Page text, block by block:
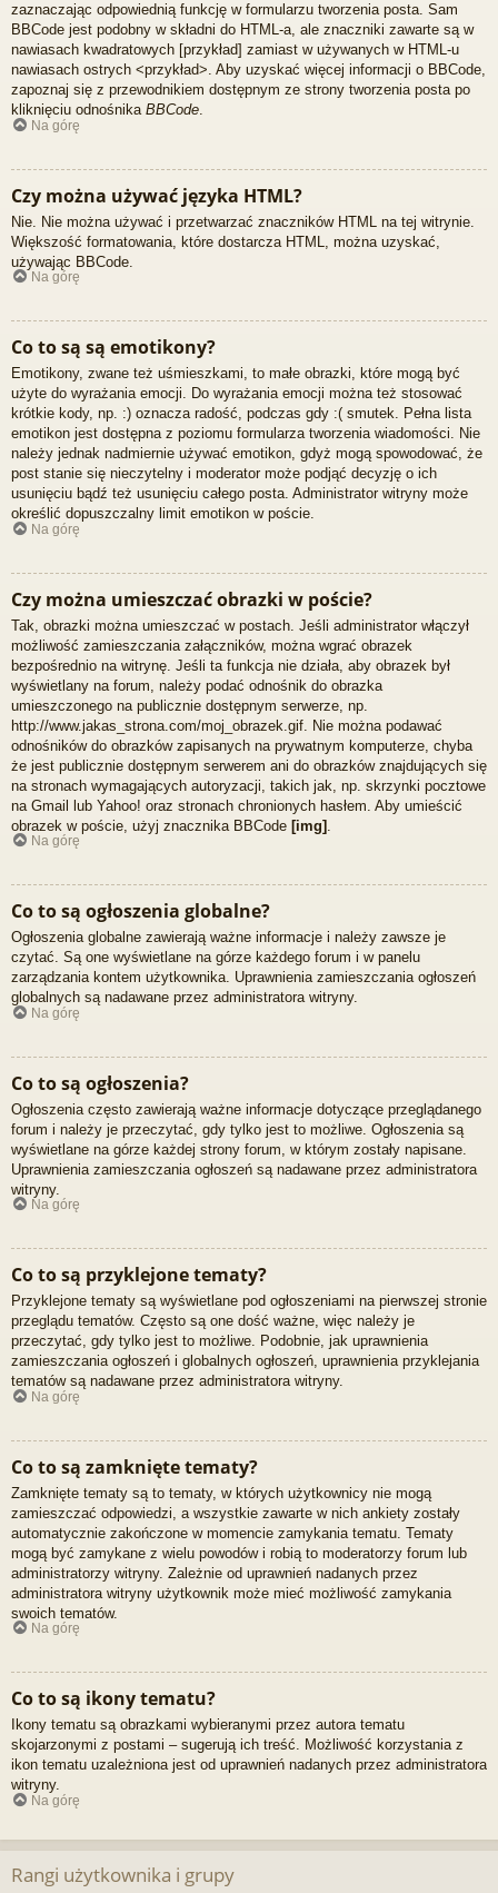
zaznaczając odpowiednią funkcję w formularzu tworzenia posta. Sam
BBCode jest podobny w składni do HTML-a, ale znaczniki zawarte są w
nawiasach kwadratowych [przykład] zamiast w używanych w HTML-u
nawiasach ostrych <przykład>. Aby uzyskać więcej informacji o BBCode,
zapoznaj się z przewodnikiem dostępnym ze strony tworzenia posta po
kliknięciu odnośnika BBCode.
Na górę
Czy można używać języka HTML?
Nie. Nie można używać i przetwarzać znaczników HTML na tej witrynie.
Większość formatowania, które dostarcza HTML, można uzyskać,
używając BBCode.
Na górę
Co to są są emotikony?
Emotikony, zwane też uśmieszkami, to małe obrazki, które mogą być
użyte do wyrażania emocji. Do wyrażania emocji można też stosować
krótkie kody, np. :) oznacza radość, podczas gdy :( smutek. Pełna lista
emotikon jest dostępna z poziomu formularza tworzenia wiadomości. Nie
należy jednak nadmiernie używać emotikon, gdyż mogą spowodować, że
post stanie się nieczytelny i moderator może podjąć decyzję o ich
usunięciu bądź też usunięciu całego posta. Administrator witryny może
określić dopuszczalny limit emotikon w poście.
Na górę
Czy można umieszczać obrazki w poście?
Tak, obrazki można umieszczać w postach. Jeśli administrator włączył
możliwość zamieszczania załączników, można wgrać obrazek
bezpośrednio na witrynę. Jeśli ta funkcja nie działa, aby obrazek był
wyświetlany na forum, należy podać odnośnik do obrazka
umieszczonego na publicznie dostępnym serwerze, np.
http://www.jakas_strona.com/moj_obrazek.gif. Nie można podawać
odnośników do obrazków zapisanych na prywatnym komputerze, chyba
że jest publicznie dostępnym serwerem ani do obrazków znajdujących się
na stronach wymagających autoryzacji, takich jak, np. skrzynki pocztowe
na Gmail lub Yahoo! oraz stronach chronionych hasłem. Aby umieścić
obrazek w poście, użyj znacznika BBCode [img]
Na górę
Co to są ogłoszenia globalne?
Ogłoszenia globalne zawierają ważne informacje i należy zawsze je
czytać. Są one wyświetlane na górze każdego forum i w panelu
zarządzania kontem użytkownika. Uprawnienia zamieszczania ogłoszeń
globalnych są nadawane przez administratora witryny.
Na górę
Co to są ogłoszenia?
Ogłoszenia często zawierają ważne informacje dotyczące przeglądanego
forum i należy je przeczytać, gdy tylko jest to możliwe. Ogłoszenia są
wyświetlane na górze każdej strony forum, w którym zostały napisane.
Uprawnienia zamieszczania ogłoszeń są nadawane przez administratora
witryny.
Na górę
Co to są przyklejone tematy?
Przyklejone tematy są wyświetlane pod ogłoszeniami na pierwszej stronie
przeglądu tematów. Często są one dość ważne, więc należy je
przeczytać, gdy tylko jest to możliwe. Podobnie, jak uprawnienia
zamieszczania ogłoszeń i globalnych ogłoszeń, uprawnienia przyklejania
tematów są nadawane przez administratora witryny.
Na górę
Co to są zamknięte tematy?
Zamknięte tematy są to tematy, w których użytkownicy nie mogą
zamieszczać odpowiedzi, a wszystkie zawarte w nich ankiety zostały
automatycznie zakończone w momencie zamykania tematu. Tematy
mogą być zamykane z wielu powodów i robią to moderatorzy forum lub
administratorzy witryny. Zależnie od uprawnień nadanych przez
administratora witryny użytkownik może mieć możliwość zamykania
swoich tematów.
Na górę
Co to są ikony tematu?
Ikony tematu są obrazkami wybieranymi przez autora tematu
skojarzonymi z postami – sugerują ich treść. Możliwość korzystania z
ikon tematu uzależniona jest od uprawnień nadanych przez administratora
witryny.
Na górę
Rangi użytkownika i grupy